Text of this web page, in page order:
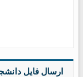
ارسال فایل